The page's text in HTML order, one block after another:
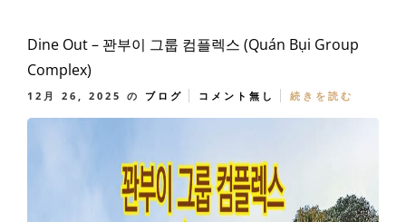
Dine Out – 꽌부이 그룹 컴플렉스 (Quán Bụi Group
Complex)
12月 26, 2025 の ブログ コメント無し 続きを読む